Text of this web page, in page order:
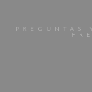
PREGUNTAS